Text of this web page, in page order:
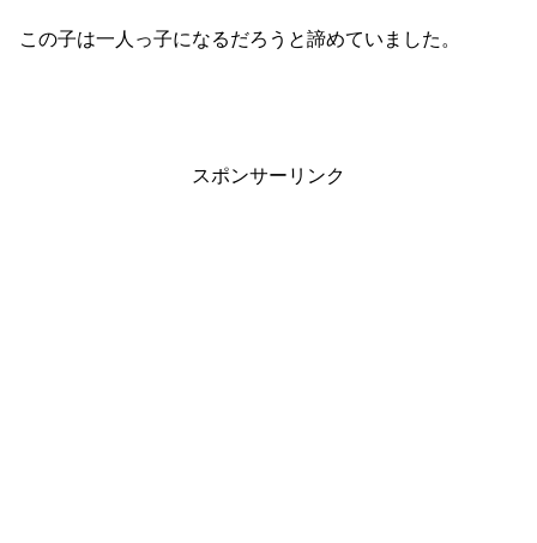
この子は一人っ子になるだろうと諦めていました。
スポンサーリンク